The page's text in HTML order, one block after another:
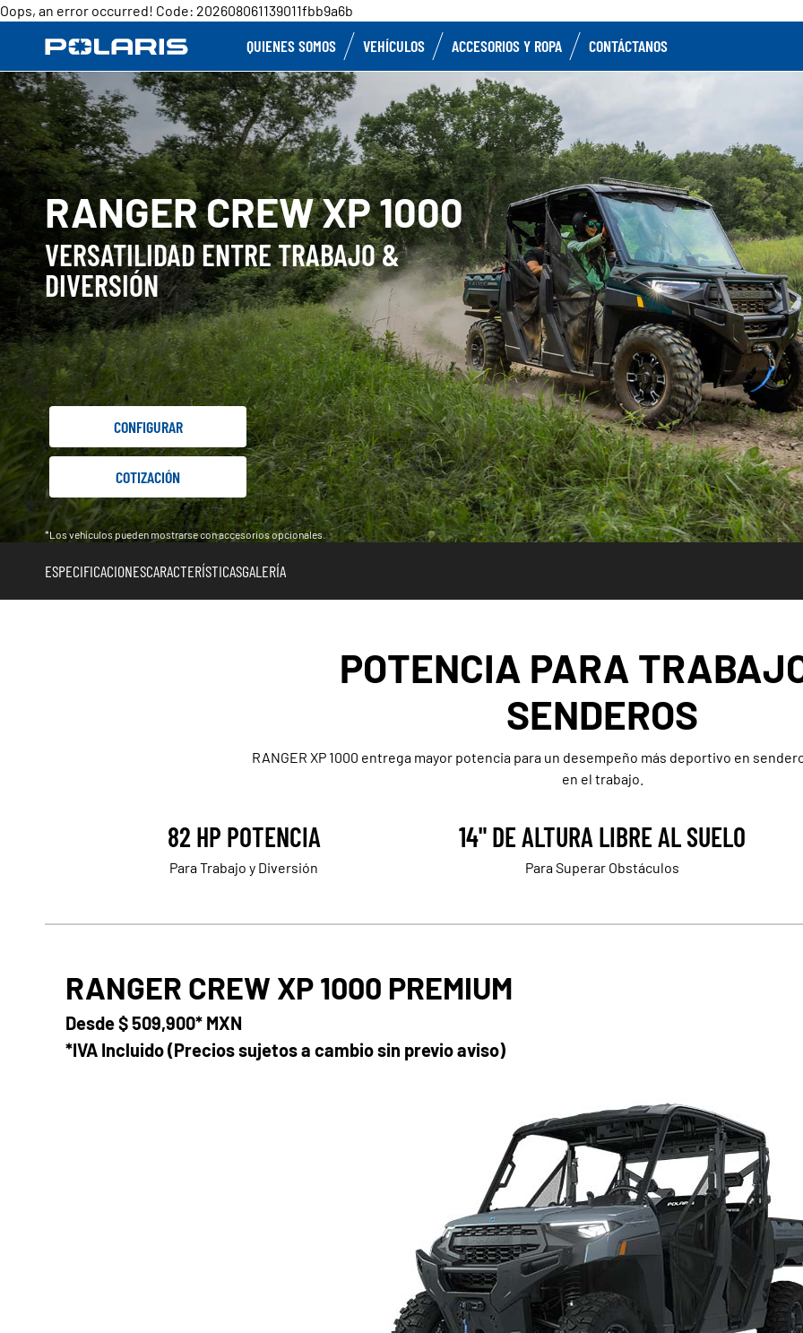
Oops, an error occurred! Code: 202608061139011fbb9a6b
QUIENES SOMOS VEHÍCULOS ACCESORIOS Y ROPA CONTÁCTANOS
RANGER CREW XP 1000
VERSATILIDAD ENTRE TRABAJO &
DIVERSIÓN
CONFIGURAR
COTIZACIÓN
*Los vehículos pueden mostrarse con accesorios opcionales.
ESPECIFICACIONESCARACTERÍSTICASGALERÍA
POTENCIA PARA
SENDEROS
RANGER XP 1000 entrega mayor potencia para un desempeño más deportivo en
en el trabajo.
82 HP POTENCIA
Para Trabajo y Diversión
14" DE ALTURA LIBRE AL SUELO
Para Superar Obstáculos
RANGER CREW XP 1000 PREMIUM
Desde$ 509,900* MXN
*IVA Incluido (Precios sujetos a cambio sin previo aviso)